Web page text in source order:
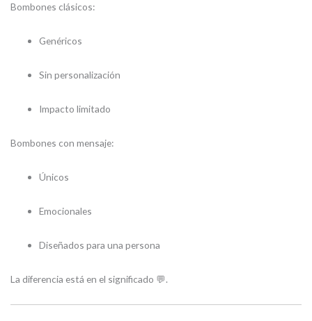
Bombones clásicos:
Genéricos
Sin personalización
Impacto limitado
Bombones con mensaje:
Únicos
Emocionales
Diseñados para una persona
La diferencia está en el significado 💬.